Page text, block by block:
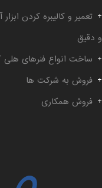
تعمیر و کالیبره کردن
و دقیق
ساخت انواع فنرهای هلی
فروش به شرکت ها
فروش همکاری